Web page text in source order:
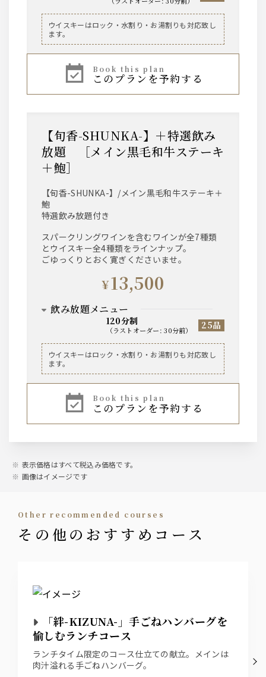
ビール
サントリー・ザ・プレミアム・モルツ 香るエー
ワイン
【泡】ラルス・ブリュット
リア シャルドネ
ウィスキー
サワー
日本酒
カクテル
カシス/オレンジ・ソーダ・ウーロン ・ グレープ
フルーツ
山崎梅酒/ソーダ・ロック・水割り
ソフトドリンク
オレンジジュース/グレープフルーツジュース／ペ
プシコーラ／ジンジャーエール／烏龍茶
ノンアルコールビールテイスト飲料オールフリー
ウイスキーはロック・水割り・お湯割りも対応致し
ます。
book this plan
このプランを予約する
【旬香-SHUNKA-】＋特選飲み
放題 ［メイン黒毛和牛ステーキ
＋鮑］
【旬香-SHUNKA-】/メイン黒毛和牛ステーキ＋
鮑
特選飲み放題付き
スパークリングワインを含むワインが全7種類
とウイスキー全4種類をラインナップ。
ごゆっくりとおく寛ぎくださいませ。
¥13,500
飲み放題メニュー
120分制
（ ラストオーダー:30分前） 25品
ビール
サントリー・ザ・プレミアム・モルツ 香るエー
ワイン
【泡２種】ラルス・ブリュット／エソルディオ・
【赤３種】ヴィッラヴィアンキ ロッソ／ティリ
ル
【白３種】ヴィッラヴィアンキ ビアンコ／ティ
リア シャルドネ／トゥーレーヌ・ソーヴィニョ
角/メーカーズマーク/ティーチャーズ/ジムビーム
カクテル
カシス/オレンジ・ソーダ・ウーロン ・ グレープ
フルーツ
ライチ/オレンジ・ソーダ・ウーロン ・ グレープ
フルーツ
山崎梅酒
ウイスキーはロック・水割り・お湯割りも対応致し
ます。
book this plan
このプランを予約する
表示価格はすべて税込み価格です。
画像はイメージです
other recommended courses
その他のおすすめコース
「絆-KIZUNA-」手ごねハンバーグを
愉しむランチコース
ランチタイム限定のコース仕立ての献立。メインは
肉汁溢れる手ごねハンバーグ。